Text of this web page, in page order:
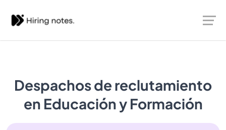
Despachos de reclutamiento
en Educación y Formación